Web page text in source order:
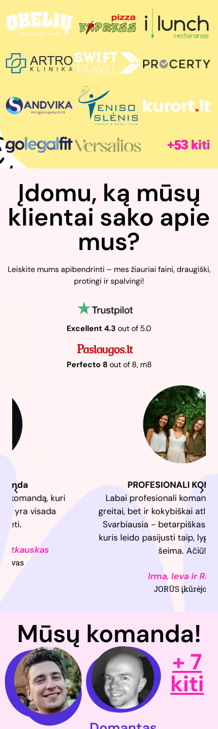
+53 kiti
Įdomu, ką mūsų
klientai sako apie
mus?
Leiskite mums apibendrinti – mes žiauriai faini, draugiški,
protingi ir spalvingi!
Excellent 4.3 out of 5.0
Perfecto 8out of 8, m8
PROFESIONALI KOMANDA
Labai profesionali komanda, kuri ne tik
greitai, bet ir kokybiškai atliko savo darbą.
Svarbiausia - betarpiškas bendravimas,
kuris leido pasijusti taip, lyg būtume viena
Mūsų komanda!
+ 7
kiti